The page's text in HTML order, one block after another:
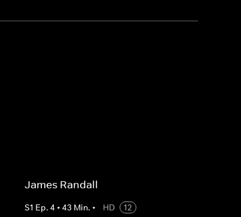
James Randall
S1 Ep. 4 • 43 Min. • HD
12